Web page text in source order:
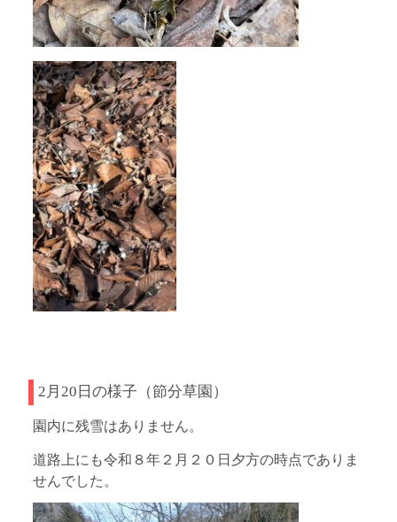
2月20日の様子（節分草園）
園内に残雪はありません。
道路上にも令和８年２月２０日夕方の時点でありま
せんでした。